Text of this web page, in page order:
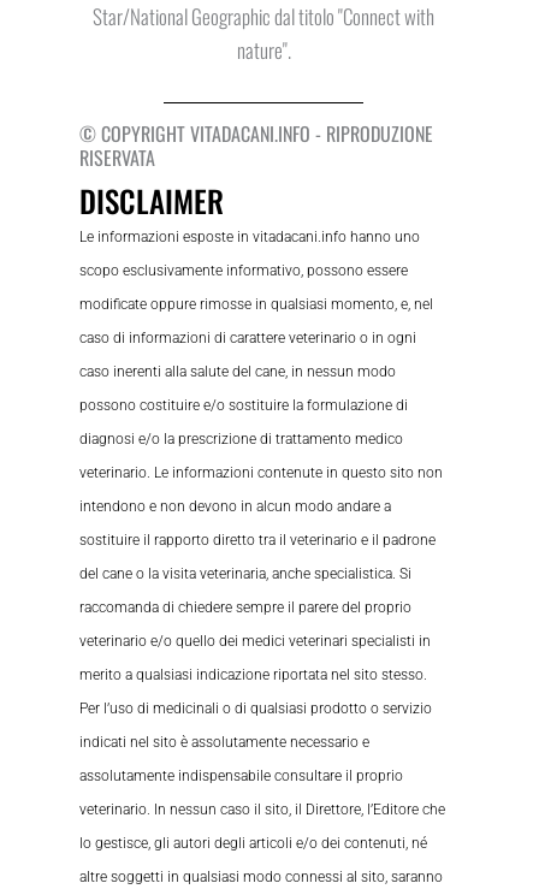
Star/National Geographic dal titolo "Connect with
nature".
© COPYRIGHT VITADACANI.INFO - RIPRODUZIONE
RISERVATA
DISCLAIMER
Le informazioni esposte in vitadacani.info hanno uno
scopo esclusivamente informativo, possono essere
modificate oppure rimosse in qualsiasi momento, e, nel
caso di informazioni di carattere veterinario o in ogni
caso inerenti alla salute del cane, in nessun modo
possono costituire e/o sostituire la formulazione di
diagnosi e/o la prescrizione di trattamento medico
veterinario. Le informazioni contenute in questo sito non
intendono e non devono in alcun modo andare a
sostituire il rapporto diretto tra il veterinario e il padrone
del cane o la visita veterinaria, anche specialistica. Si
raccomanda di chiedere sempre il parere del proprio
veterinario e/o quello dei medici veterinari specialisti in
merito a qualsiasi indicazione riportata nel sito stesso.
Per l’uso di medicinali o di qualsiasi prodotto o servizio
indicati nel sito è assolutamente necessario e
assolutamente indispensabile consultare il proprio
veterinario. In nessun caso il sito, il Direttore, l’Editore che
lo gestisce, gli autori degli articoli e/o dei contenuti, né
altre soggetti in qualsiasi modo connessi al sito, saranno